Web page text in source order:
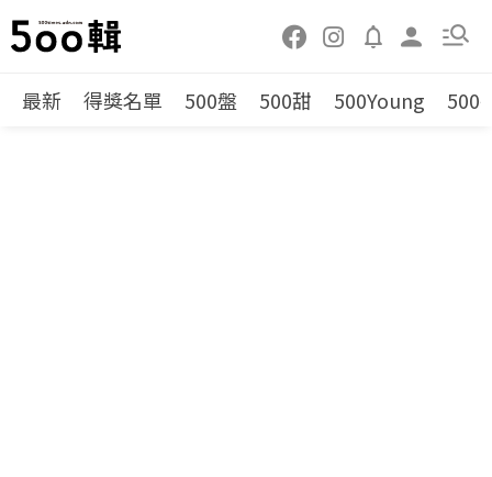
最新 得獎名單 500盤 500甜 500Young 500